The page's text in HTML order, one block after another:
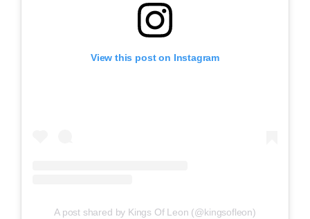
View this post on Instagram
A post shared by Kings Of Leon (@kingsofleon)